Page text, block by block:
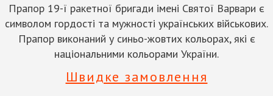
Прапор 19-ї ракетної бригади імені Святої Варвари є
символом гордості та мужності українських військових.
Прапор виконаний у синьо-жовтих кольорах, які є
національними кольорами України.
Швидке замовлення